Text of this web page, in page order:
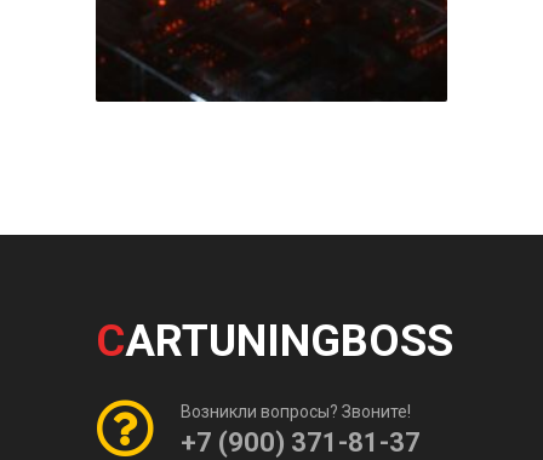
CARTUNINGBOSS
Возникли вопросы? Звоните!
+7 (900) 371-81-37